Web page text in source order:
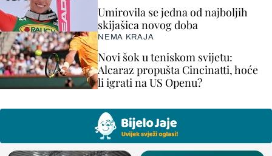
Umirovila se jedna od najboljih
skijašica novog doba
NEMA KRAJA
Novi šok u teniskom svijetu:
Alcaraz propušta Cincinatti, hoće
li igrati na US Openu?